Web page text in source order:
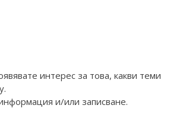
интерес за това, какви теми
и/или записване.